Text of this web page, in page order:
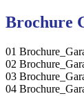
Brochure
01
02
03
04